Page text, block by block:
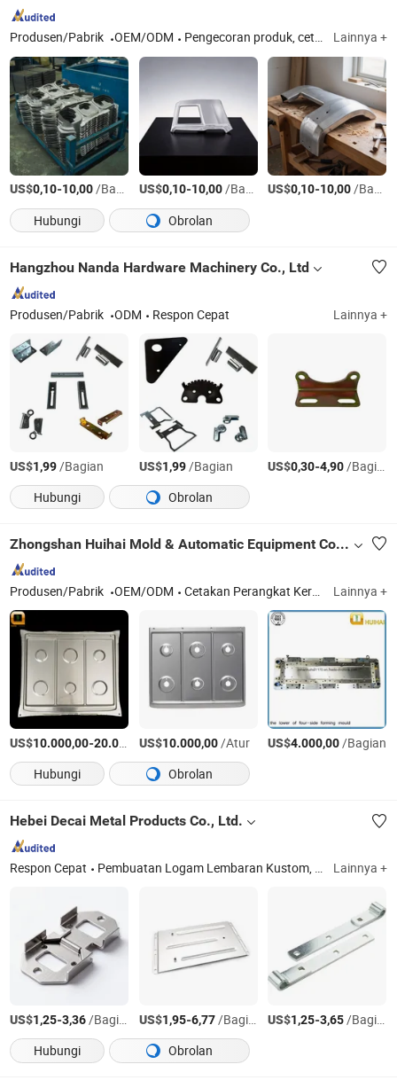
Produsen/Pabrik OEM/ODM Pengecoran produk, cetakan stamping logam, bagian stamping logam, cetakan injeksi plastik, pengecoran die, bodi truk Lainnya +
US$0,10-10,00/Bagian US$0,10-10,00/Bagian US$0,10-10,00/Bagian
Hubungi
Obrolan
Hangzhou Nanda Hardware Machinery Co., Ltd
Produsen/Pabrik ODM Respon Cepat Lainnya +
US$1,99/Bagian US$1,99/Bagian US$0,30-4,90/Bagian
Hubungi
Obrolan
Zhongshan Huihai Mold & Automatic Equipment Co., Ltd.
Produsen/Pabrik OEM/ODM Cetakan Perangkat Keras Lainnya +
US$10.000,00-20.000,00 /Atur
US$10.000,00/Atur US$4.000,00/Bagian
Hubungi
Obrolan
Hebei Decai Metal Products Co., Ltd.
Respon Cepat Pembuatan Logam Lembaran Kustom, Bagian Las Kustom, Pengelasan Kerangka Logam, Layanan Pemesinan CNC, Pemotongan Laser Bagian, Pemotongan Laser Pipa Tabung, Bagian Penekanan dan Pembengkokan Logam Lembaran, Bagian Mobil, Enklosur Logam Kustom Lainnya +
US$1,25-3,36/Bagian US$1,95-6,77/Bagian US$1,25-3,65/Bagian
Hubungi
Obrolan